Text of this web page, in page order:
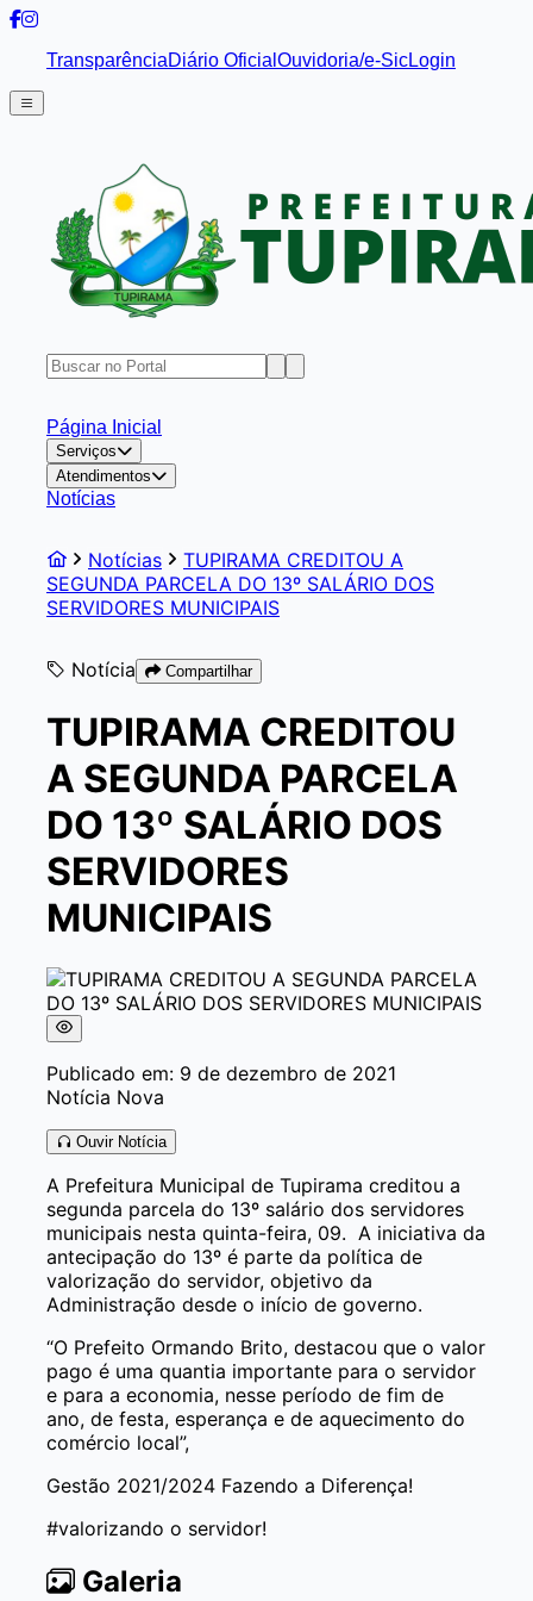
TransparênciaDiário Oficial Ouvidoria/e-SicLogin
Página Inicial
Serviços
Atendimentos
Notícias
Notícias
TUPIRAMA CREDITOU A
SEGUNDA PARCELA DO 13º SALÁRIO DOS
SERVIDORES MUNICIPAIS
Notícia Compartilhar
TUPIRAMA CREDITOU
A SEGUNDA PARCELA
DO 13º SALÁRIO DOS
SERVIDORES
MUNICIPAIS
Publicado em: 9 de dezembro de 2021
Notícia Nova
Ouvir Notícia
A Prefeitura Municipal de Tupirama creditou a
segunda parcela do 13º salário dos servidores
municipais nesta quinta-feira, 09. A iniciativa da
antecipação do 13º é parte da política de
valorização do servidor, objetivo da
Administração desde o início de governo.
“O Prefeito Ormando Brito, destacou que o valor
pago é uma quantia importante para o servidor
e para a economia, nesse período de fim de
ano, de festa, esperança e de aquecimento do
comércio local”,
Gestão 2021/2024 Fazendo a Diferença!
#valorizando o servidor!
Galeria